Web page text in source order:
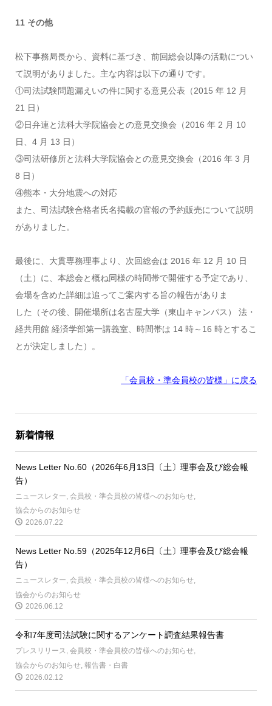
11 その他
松下事務局長から、資料に基づき、前回総会以降の活動につい
て説明がありました。主な内容は以下の通りです。
①司法試験問題漏えいの件に関する意見公表（2015 年 12 月
21 日）
②日弁連と法科大学院協会との意見交換会（2016 年 2 月 10
日、4 月 13 日）
③司法研修所と法科大学院協会との意見交換会（2016 年 3 月
8 日）
④熊本・大分地震への対応
また、司法試験合格者氏名掲載の官報の予約販売について説明
がありました。
最後に、大貫専務理事より、次回総会は 2016 年 12 月 10 日
（土）に、本総会と概ね同様の時間帯で開催する予定であり、
会場を含めた詳細は追ってご案内する旨の報告がありま
した（その後、開催場所は名古屋大学（東山キャンパス） 法・
経共用館 経済学部第一講義室、時間帯は 14 時～16 時とするこ
とが決定しました）。
「会員校・準会員校の皆様」に戻る
新着情報
News Letter No.60（2026年6月13日〔土〕理事会及び総会報
告）
ニュースレター 会員校・準会員校の皆様へのお知らせ
協会からのお知らせ
2026.07.22
News Letter No.59（2025年12月6日〔土〕理事会及び総会報
告）
ニュースレター, 会員校・準会員校の皆様へのお知らせ,
協会からのお知らせ
2026.06.12
令和7年度司法試験に関するアンケート調査結果報告書
プレスリリース, 会員校・準会員校の皆様へのお知らせ,
協会からのお知らせ 報告書・白書
2026.02.12